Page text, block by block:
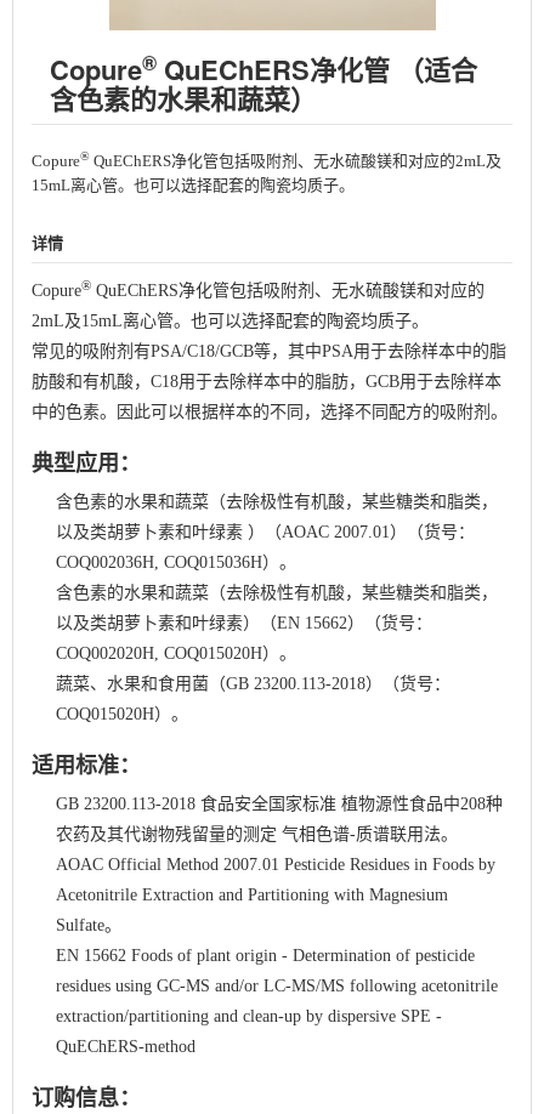
Copure® QuEChERS净化管 （适合
含色素的水果和蔬菜）
Copure® QuEChERS净化管包括吸附剂、无水硫酸镁和对应的2mL及
15mL离⼼管。也可以选择配套的陶瓷均质子。
详情
Copure® QuEChERS净化管包括吸附剂、无水硫酸镁和对应的
2mL及15mL离心管。也可以选择配套的陶瓷均质子。
常见的吸附剂有PSA/C18/GCB等，其中PSA用于去除样本中的脂
肪酸和有机酸，C18用于去除样本中的脂肪，GCB用于去除样本
中的色素。因此可以根据样本的不同，选择不同配方的吸附剂。
典型应用：
含色素的水果和蔬菜（去除极性有机酸，某些糖类和脂类，
以及类胡萝卜素和叶绿素 ）（AOAC 2007.01）（货号：
COQ002036H, COQ015036H）。
含色素的水果和蔬菜（去除极性有机酸，某些糖类和脂类，
以及类胡萝卜素和叶绿素）（EN 15662）（货号：
COQ002020H, COQ015020H）。
蔬菜、水果和食用菌（GB 23200.113-2018）（货号：
COQ015020H）。
适用标准：
GB 23200.113-2018 食品安全国家标准 植物源性食品中208种
农药及其代谢物残留量的测定 气相色谱-质谱联用法。
AOAC Official Method 2007.01 Pesticide Residues in Foods by
Acetonitrile Extraction and Partitioning with Magnesium
Sulfate。
EN 15662 Foods of plant origin - Determination of pesticide
residues using GC-MS and/or LC-MS/MS following acetonitrile
extraction/partitioning and clean-up by dispersive SPE -
QuEChERS-method
订购信息：